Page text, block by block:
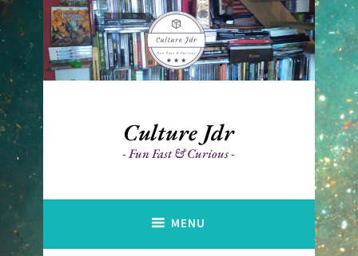
Accéder
au
contenu
principal
Culture Jdr
Fun Fast & Curious
MENU